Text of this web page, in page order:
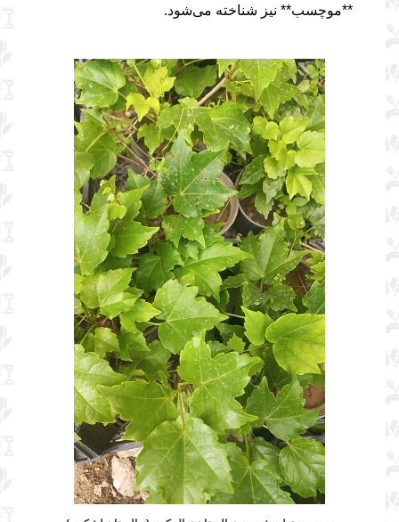
**موچسب** نیز شناخته می‌شود.